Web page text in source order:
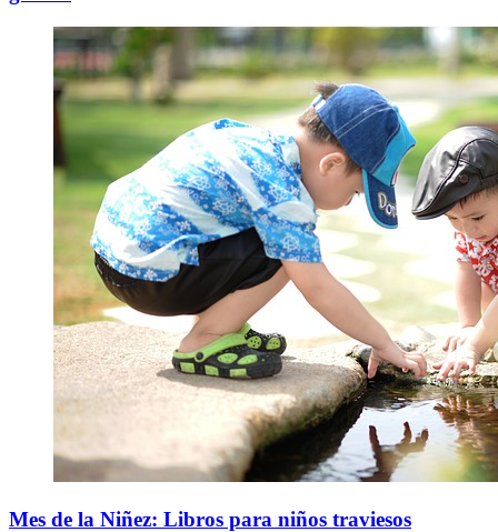
Mes de la Niñez: Libros para niños traviesos